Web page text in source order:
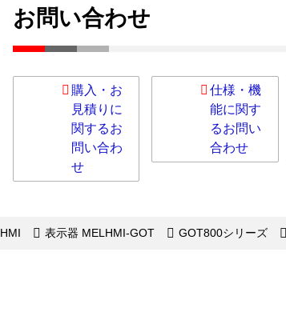
お問い合わせ
購入・お
見積りに
関するお
問い合わ
せ
仕様・機
能に関す
るお問い
合わせ
HMI 表示器 MELHMI-GOT GOT800シリーズ